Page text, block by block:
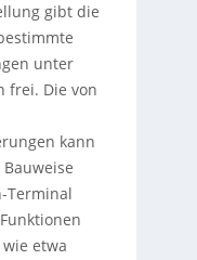
gibt die
unter
frei. Die von
kann
Terminal
etwa